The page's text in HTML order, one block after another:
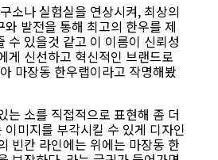
소나 실험실을 연상시켜, 최상의
발전을 통해 최고의 한우를 제
수 있을것 같고 이 이름이 신뢰성
게 신선하고 혁신적인 브랜드로
마장동 한우랩이라고 작명해봤
는 소를 직접적으로 표현해 좀 더
미지를 부각시킬 수 있게 디자인
빈칸 라인에는 위에는 마장동 한